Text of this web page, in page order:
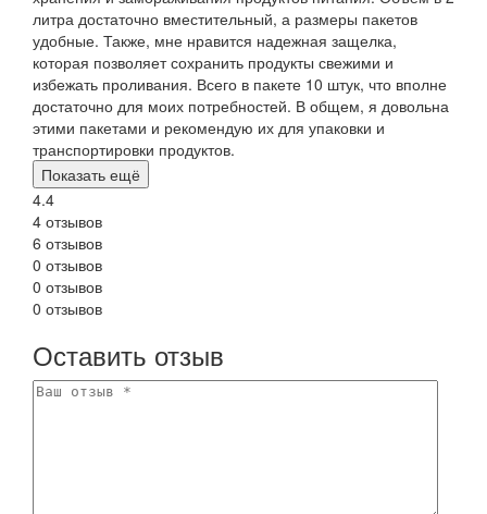
литра достаточно вместительный, а размеры пакетов
удобные. Также, мне нравится надежная защелка,
которая позволяет сохранить продукты свежими и
избежать проливания. Всего в пакете 10 штук, что вполне
достаточно для моих потребностей. В общем, я довольна
этими пакетами и рекомендую их для упаковки и
транспортировки продуктов.
Показать ещё
4.4
4 отзывов
6 отзывов
0 отзывов
0 отзывов
0 отзывов
Оставить отзыв